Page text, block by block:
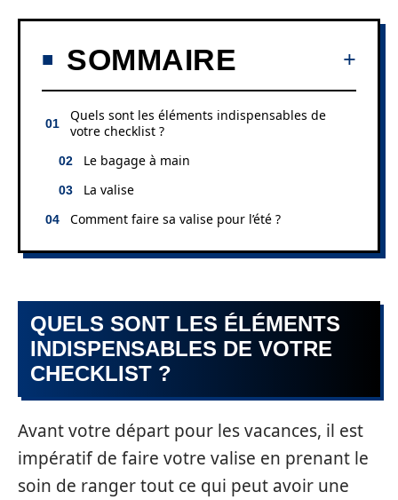
SOMMAIRE
Quels sont les éléments indispensables de
votre checklist ?
Le bagage à main
La valise
Comment faire sa valise pour l’été ?
QUELS SONT LES ÉLÉMENTS
INDISPENSABLES DE VOTRE
CHECKLIST ?
Avant votre départ pour les vacances, il est
impératif de faire votre valise en prenant le
soin de ranger tout ce qui peut avoir une